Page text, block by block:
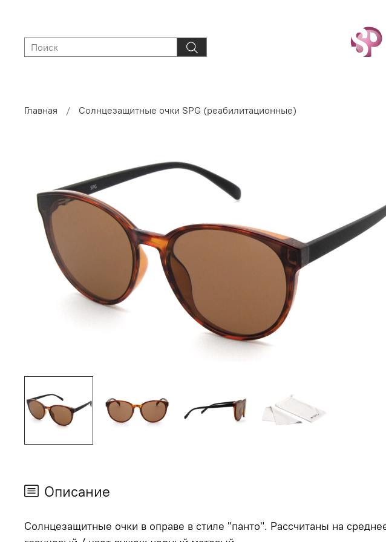
Главная Солнцезащитные очки SPG (реабилитационные)
Описание
Солнцезащитные очки в оправе в стиле "панто". Рассчитаны на